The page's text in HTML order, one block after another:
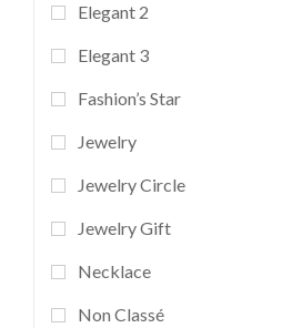
Elegant 2
Elegant 3
Fashion’s Star
Jewelry
Jewelry Circle
Jewelry Gift
Necklace
Non Classé